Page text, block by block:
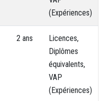
(Expériences)
2 ans
Licences,
Diplômes
équivalents,
VAP
(Expériences)